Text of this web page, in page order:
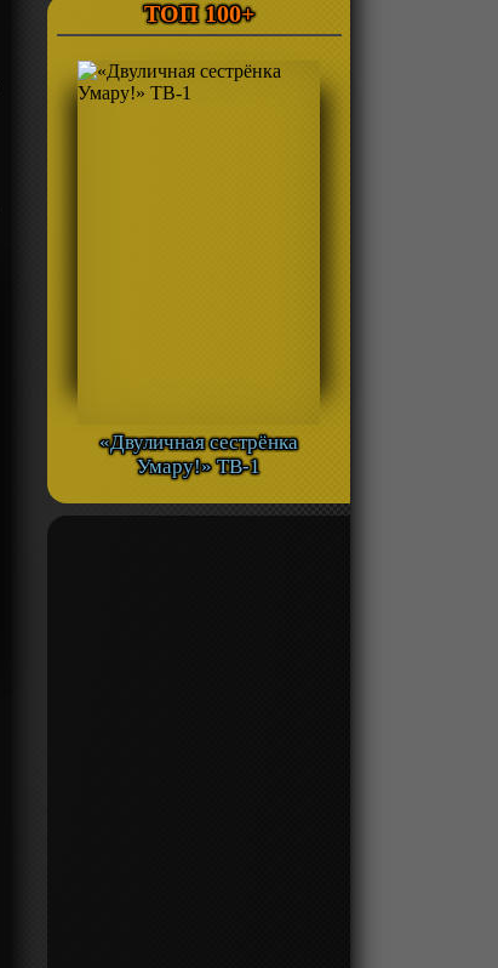
ТОП 100+
«Двуличная сестрёнка
Умару!» ТВ-1